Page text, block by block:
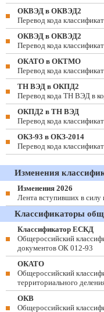
ОКВЭД в ОКВЭД2
Перевод кода
ОКВЭД в ОКВЭД2
Перевод кода
ОКАТО в ОКТМО
Перевод кода
ТН ВЭД в ОКПД2
Перевод кода ТН ВЭД в
ОКПД2 в ТН ВЭД
Перевод кода
ОКЗ-93 в ОКЗ-2014
Перевод кода
Изменения
Изменения 2026
Лента вступивших в силу
Классификаторы
Классификатор ЕСКД
Общероссийский
документов ОК 012-93
ОКАТО
Общероссийский
территориального
ОКВ
Общероссийский